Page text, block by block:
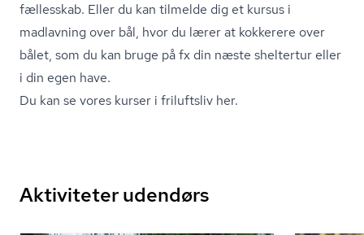
fællesskab. Eller du kan tilmelde dig et kursus i
madlavning over bål, hvor du lærer at kokkerere over
bålet, som du kan bruge på fx din næste sheltertur eller
i din egen have.
Du kan se vores kurser i friluftsliv her.
Aktiviteter udendørs